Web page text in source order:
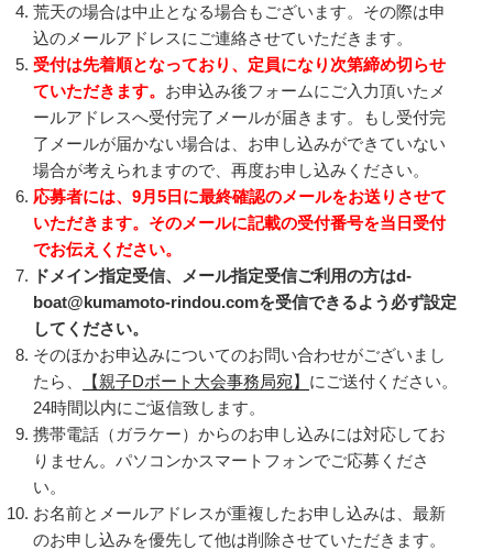
荒天の場合は中止となる場合もございます。その際は申
込のメールアドレスにご連絡させていただきます。
受付は先着順となっており、定員になり次第締め切らせ
ていただきます。 お申込み後フォームにご入力頂いたメ
ールアドレスへ受付完了メールが届きます。もし受付完
了メールが届かない場合は、お申し込みができていない
場合が考えられますので、再度お申し込みください。
応募者には、9月5日に最終確認のメールをお送りさせて
いただきます。そのメールに記載の受付番号を当日受付
でお伝えください。
ドメイン指定受信、メール指定受信ご利用の方はd-
boat@kumamoto-rindou.comを受信できるよう必ず設定
してください。
そのほかお申込みについてのお問い合わせがございまし
たら、
【親子Dボート大会事務局宛】 にご送付ください。
24時間以内にご返信致します。
携帯電話（ガラケー）からのお申し込みには対応してお
りません。パソコンかスマートフォンでご応募くださ
い。
お名前とメールアドレスが重複したお申し込みは、最新
のお申し込みを優先して他は削除させていただきます。